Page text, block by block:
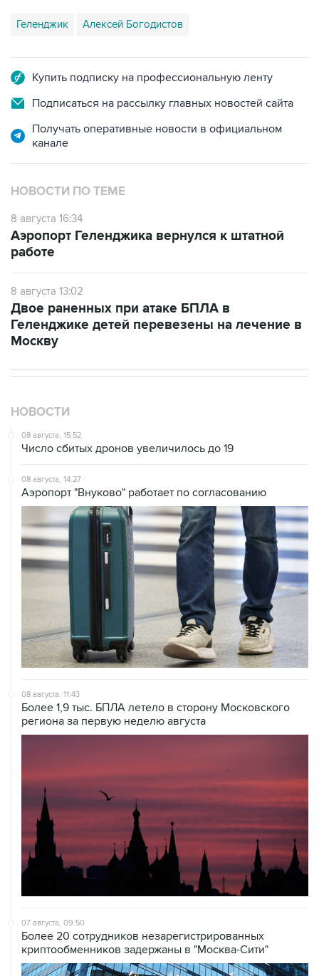
Геленджик Алексей Богодистов
Купить подписку на профессиональную ленту
Подписаться на рассылку главных новостей сайта
Получать оперативные новости в официальном
канале
НОВОСТИ ПО ТЕМЕ
8 августа 16:34
Аэропорт Геленджика вернулся к штатной
работе
8 августа 13:02
Двое раненных при атаке БПЛА в
Геленджике детей перевезены на лечение в
Москву
НОВОСТИ
08 августа, 15:52
Число сбитых дронов увеличилось до 19
08 августа, 14:27
Аэропорт "Внуково" работает по согласованию
08 августа, 11:43
Более 1,9 тыс. БПЛА летело в сторону Московского
региона за первую неделю августа
07 августа, 09:50
Более 20 сотрудников незарегистрированных
криптообменников задержаны в "Москва-Сити"